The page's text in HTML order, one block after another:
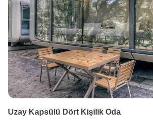
Uzay Kapsülü Dört Kişilik Oda